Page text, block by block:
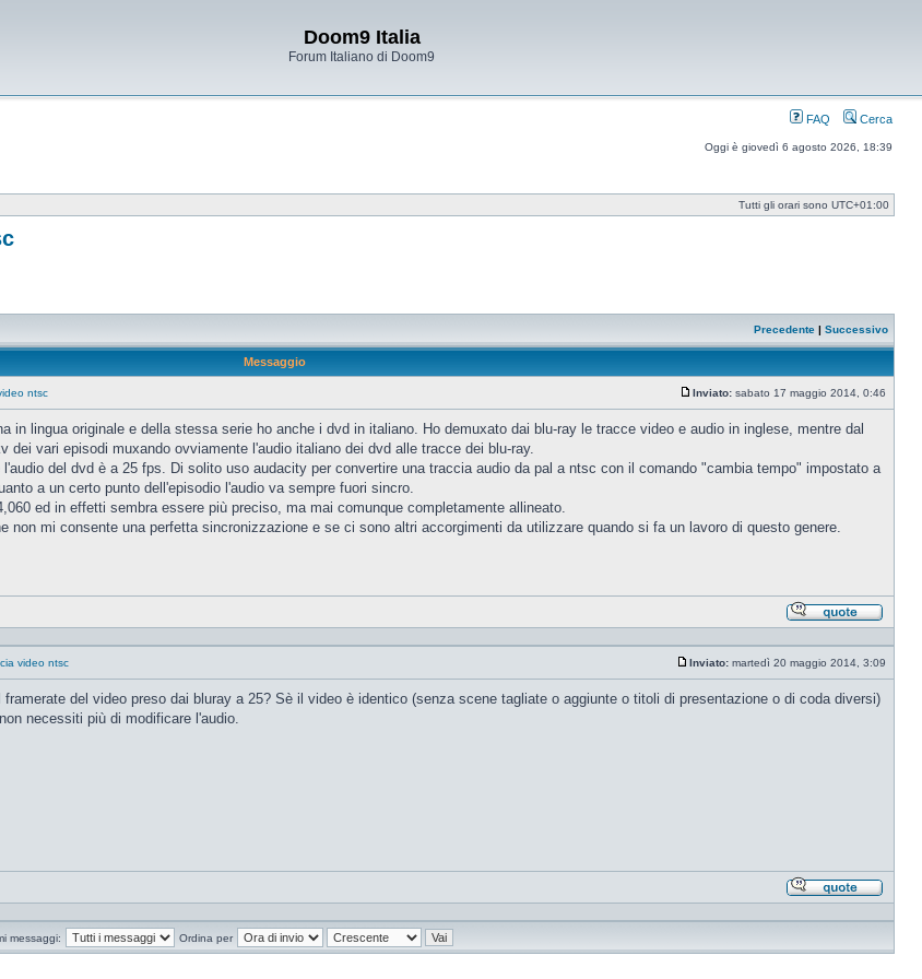
Doom9 Italia
Forum Italiano di Doom9
FAQ Cerca
Oggi è giovedì 6 agosto 2026, 18:39
Tutti gli orari sono UTC+01:00
Precedente | Successivo
Messaggio
ntsc
Inviato: sabato 17 maggio 2014, 0:46
in lingua originale e della stessa serie ho anche i dvd in italiano. Ho demuxato dai blu-ray le tracce video e audio in inglese, mentre dal
dei vari episodi muxando ovviamente l'audio italiano dei dvd alle tracce dei blu-ray.
del dvd è a 25 fps. Di solito uso audacity per convertire una traccia audio da pal a ntsc con il comando "cambia tempo" impostato a
a un certo punto dell'episodio l'audio va sempre fuori sincro.
ed in effetti sembra essere più preciso, ma mai comunque completamente allineato.
non mi consente una perfetta sincronizzazione e se ci sono altri accorgimenti da utilizzare quando si fa un lavoro di questo genere.
video ntsc
Inviato: martedì 20 maggio 2014, 3:09
del video preso dai bluray a 25? Sè il video è identico (senza scene tagliate o aggiunte o titoli di presentazione o di coda diversi)
necessiti più di modificare l'audio.
messaggi:
Ordina per